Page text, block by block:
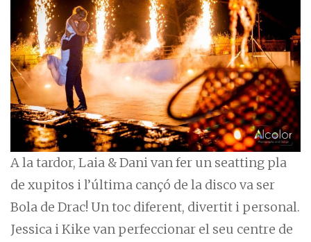
A la tardor, Laia & Dani van fer un seatting pla
de xupitos i l’última cançó de la disco va ser
Bola de Drac! Un toc diferent, divertit i personal.
Jessica i Kike van perfeccionar el seu centre de